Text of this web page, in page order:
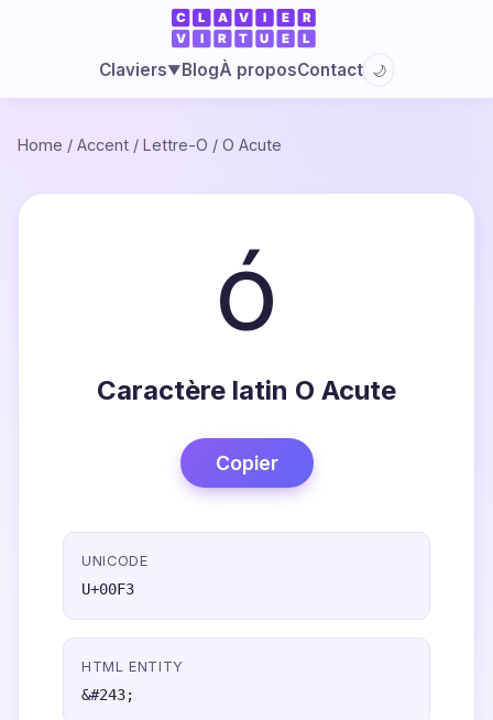
Claviers▼BlogÀ proposContact 🌙
Home / Accent / Lettre-O / O Acute
ó
Caractère latin O Acute
Copier
UNICODE
U+00F3
HTML ENTITY
&#243;